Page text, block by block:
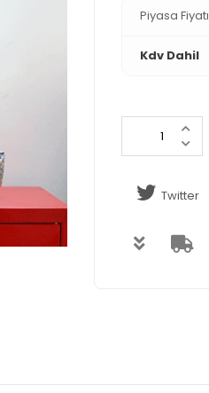
Piyasa Fiyatı
Kdv Dahil
Twitter